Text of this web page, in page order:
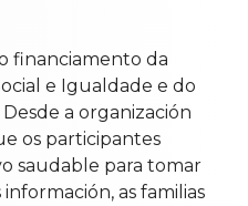
financiamento da
e Igualdade e do
a organización
os participantes
saudable para tomar
as familias